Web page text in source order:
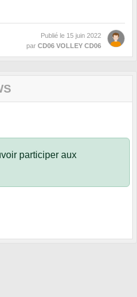
Publié le 15 juin 2022
par CD06 VOLLEY CD06
participer aux